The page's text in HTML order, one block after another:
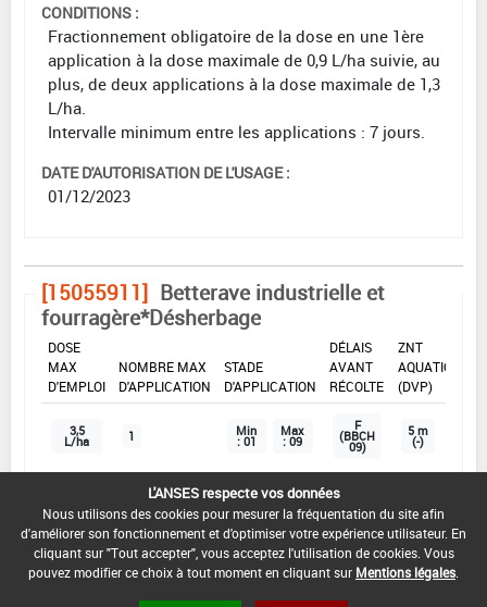
CONDITIONS :
Fractionnement obligatoire de la dose en une 1ère
application à la dose maximale de 0,9 L/ha suivie, au
plus, de deux applications à la dose maximale de 1,3
L/ha.
Intervalle minimum entre les applications : 7 jours.
DATE D'AUTORISATION DE L'USAGE :
01/12/2023
[15055911] Betterave industrielle et
fourragère*Désherbage
DOSE
MAX
D'EMPLOI
NOMBRE MAX
D'APPLICATION
STADE
D'APPLICATION
DÉLAIS
AVANT
RÉCOLTE
ZNT
AQUATIQUE
(DVP)
3,5
L/ha 1 Min
: 01
Max
: 09
F
(BBCH
09)
5 m
(-)
INTERVALLE MINIMUM ENTRE APPLICATIONS :
-
DISTANCE DE SÉCURITÉ RIVERAIN ET PERSONNES
L'ANSES respecte vos données
Nous utilisons des cookies pour mesurer la fréquentation du site afin
d'améliorer son fonctionnement et d'optimiser votre expérience utilisateur. En
cliquant sur "Tout accepter", vous acceptez l'utilisation de cookies. Vous
pouvez modifier ce choix à tout moment en cliquant sur Mentions légales